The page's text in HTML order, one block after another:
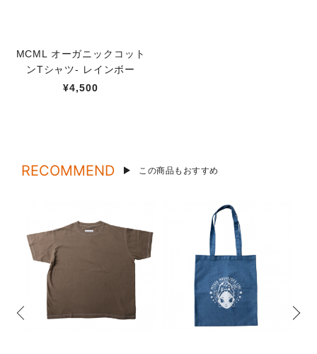
MCML オーガニックコット
ンTシャツ- レインボー
¥4,500
RECOMMEND この商品もおすすめ